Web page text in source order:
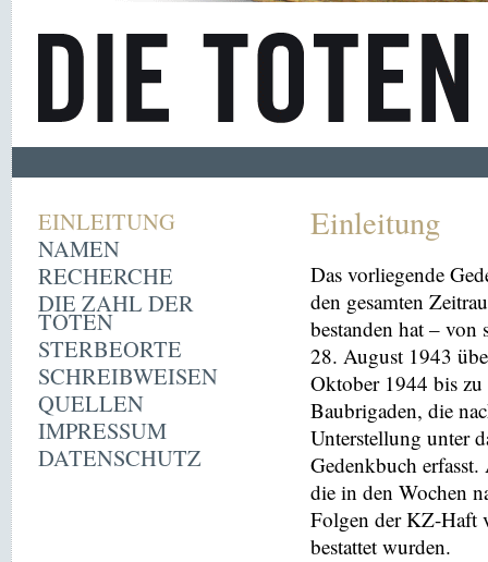
EINLEITUNG
NAMEN
RECHERCHE
DIE ZAHL DER
TOTEN
STERBEORTE
SCHREIBWEISEN
QUELLEN
IMPRESSUM
DATENSCHUTZ
Einleitung
Das vorliegende
den gesamten
bestanden hat –
28. August 1943
Oktober 1944 bis
Baubrigaden, die
Unterstellung unter
Gedenkbuch
die in den Wochen
Folgen der KZ-Haft
bestattet wurden.